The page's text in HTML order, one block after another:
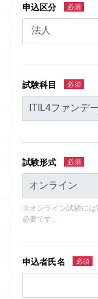
申込区分 必須
試験科目 必須
試験形式 必須
※オンライン試験には
必要です。
申込者氏名 必須